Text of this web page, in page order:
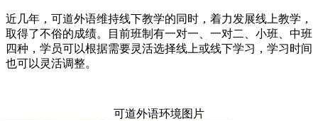
近几年，可道外语维持线下教学的同时，着力发展线上教学，
取得了不俗的成绩。目前班制有一对一、一对二、小班、中班
四种，学员可以根据需要灵活选择线上或线下学习，学习时间
也可以灵活调整。
可道外语环境图片